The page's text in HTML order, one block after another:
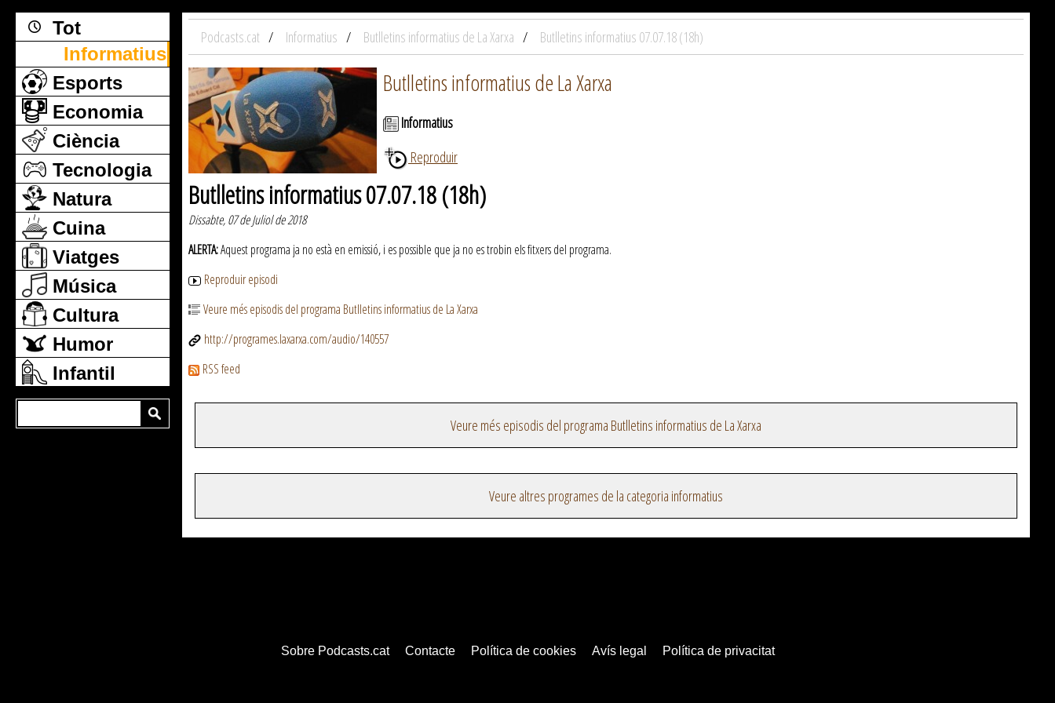
Tot
Informatius
Esports
Economia
Ciència
Tecnologia
Natura
Cuina
Viatges
Música
Cultura
Humor
Infantil
Podcasts.cat Informatius Butlletins informatius de La Xarxa Butlletins informatius 07.07.18 (18h)
Butlletins informatius de La Xarxa
Informatius
Reproduir
Butlletins informatius 07.07.18 (18h)
Dissabte, 07 de Juliol de 2018
ALERTA:Aquest programa ja no està en emissió, i es possible que ja no es trobin els fitxers del programa.
Reproduir episodi
Veure més episodis del programa Butlletins informatius de La Xarxa
http://programes.laxarxa.com/audio/140557
RSS feed
Veure més episodis del programa Butlletins informatius de La Xarxa
Veure altres programes de la categoria informatius
Sobre Podcasts.cat Contacte Política de cookies Avís legal Política de privacitat